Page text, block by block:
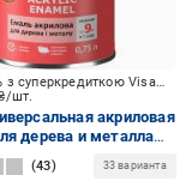
шт.
До -10% з суперкредиткою Visa Вигода
акриловая
дерева и металла
мат белая 0,75 л
43 33 варианта